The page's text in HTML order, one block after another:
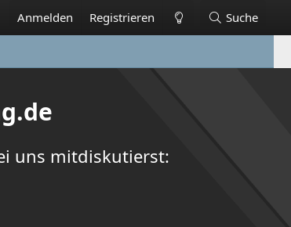
Anmelden Registrieren Suche
uns mitdiskutierst: